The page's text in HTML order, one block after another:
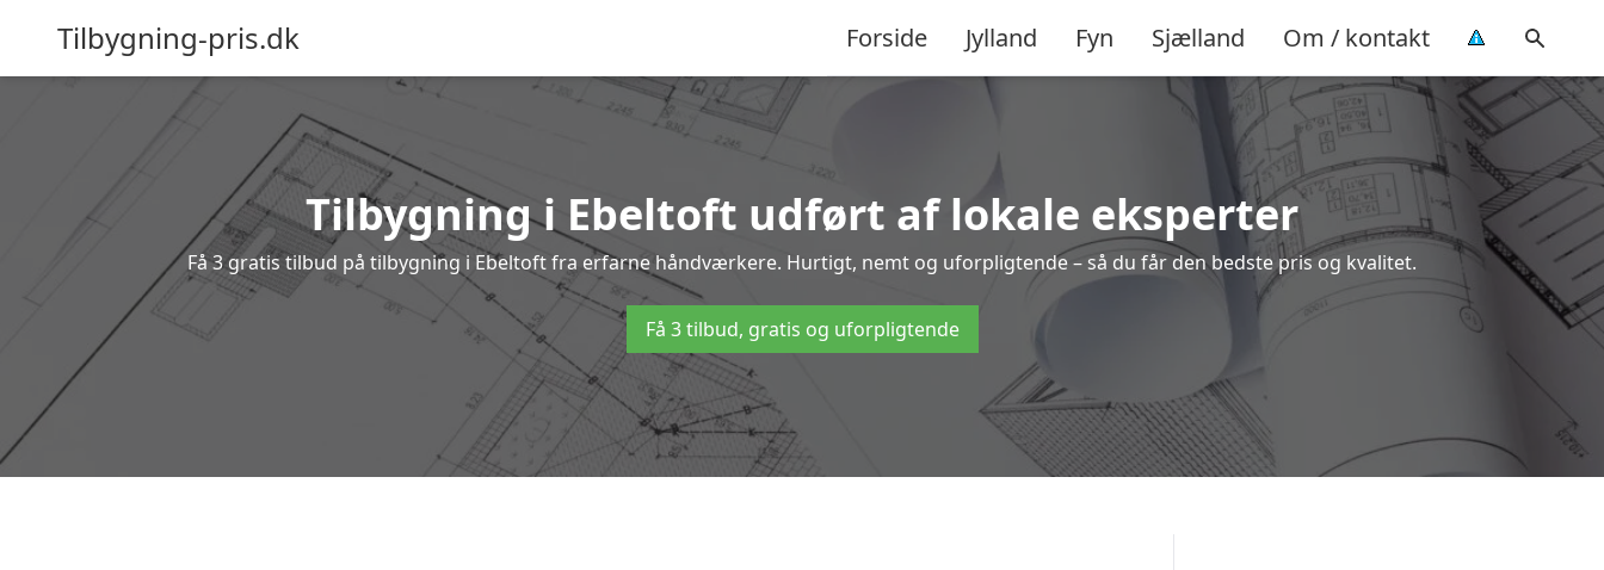
Tilbygning-pris.dk Forside Jylland Fyn Sjælland Om / kontakt
Tilbygning i Ebeltoft udført af lokale eksperter
Få 3 gratis tilbud på tilbygning i Ebeltoft fra erfarne håndværkere. Hurtigt, nemt og uforpligtende – så du får den bedste pris og kvalitet.
Få 3 tilbud, gratis og uforpligtende